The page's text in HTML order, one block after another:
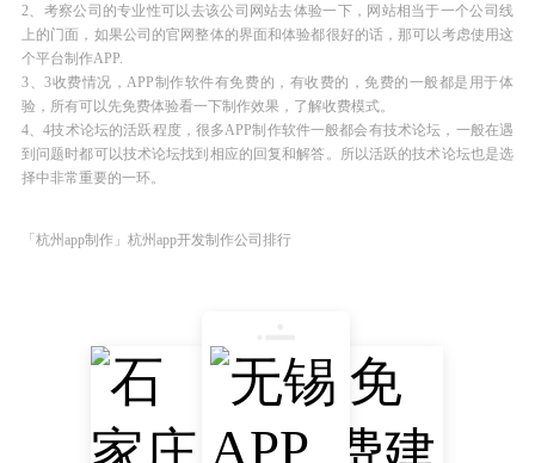
2、考察公司的专业性可以去该公司网站去体验一下，网站相当于一个公司线
上的门面，如果公司的官网整体的界面和体验都很好的话，那可以考虑使用这
个平台制作APP.
3、3收费情况，APP制作软件有免费的，有收费的，免费的一般都是用于体
验，所有可以先免费体验看一下制作效果，了解收费模式。
4、4技术论坛的活跃程度，很多APP制作软件一般都会有技术论坛，一般在遇
到问题时都可以技术论坛找到相应的回复和解答。所以活跃的技术论坛也是选
择中非常重要的一环。
「杭州app制作」杭州app开发制作公司排行